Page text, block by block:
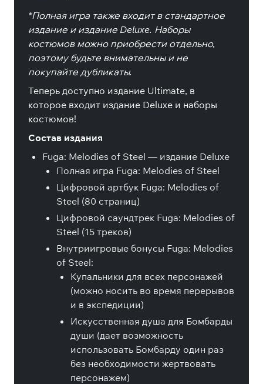
*Полная игра также входит в стандартное
издание и издание Deluxe. Наборы
костюмов можно приобрести отдельно,
поэтому будьте внимательны и не
покупайте дубликаты.
Теперь доступно издание Ultimate, в
которое входит издание Deluxe и наборы
костюмов!
Состав издания
Fuga: Melodies of Steel — издание Deluxe
Полная игра Fuga: Melodies of Steel
Цифровой артбук Fuga: Melodies of
Steel (80 страниц)
Цифровой саундтрек Fuga: Melodies of
Steel (15 треков)
Внутриигровые бонусы Fuga: Melodies
of Steel:
Купальники для всех персонажей
(можно носить во время перерывов
и в экспедиции)
Искусственная душа для Бомбарды
души (дает возможность
использовать Бомбарду один раз
без необходимости жертвовать
персонажем)